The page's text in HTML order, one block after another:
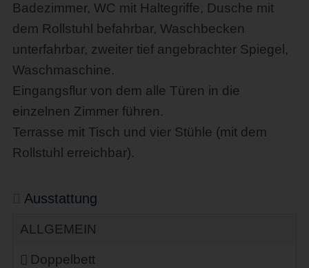
Badezimmer, WC mit Haltegriffe, Dusche mit
dem Rollstuhl befahrbar, Waschbecken
unterfahrbar, zweiter tief angebrachter Spiegel,
Waschmaschine.
Eingangsflur von dem alle Türen in die
einzelnen Zimmer führen.
Terrasse mit Tisch und vier Stühle (mit dem
Rollstuhl erreichbar).
Ausstattung
ALLGEMEIN
Doppelbett